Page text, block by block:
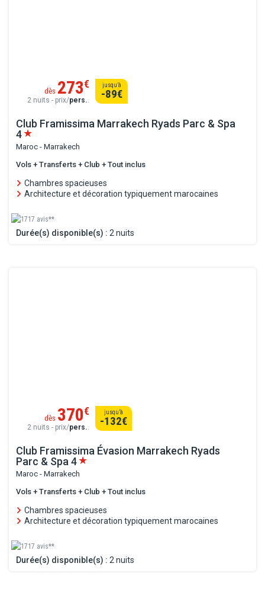
Club Framissima Marrakech Ryads Parc & Spa
4
Maroc - Marrakech
Vols + Transferts + Club + Tout inclus
Chambres spacieuses
Architecture et décoration typiquement marocaines
1717 avis**
Durée(s) disponible(s) : 2 nuits
dès 273€
2 nuits - prix/pers..
jusqu’à
-89€
Club Framissima Évasion Marrakech Ryads
Parc & Spa 4
Maroc - Marrakech
Vols + Transferts + Club + Tout inclus
Chambres spacieuses
Architecture et décoration typiquement marocaines
1717 avis**
Durée(s) disponible(s) : 2 nuits
dès 370€
2 nuits - prix/pers..
jusqu’à
-132€